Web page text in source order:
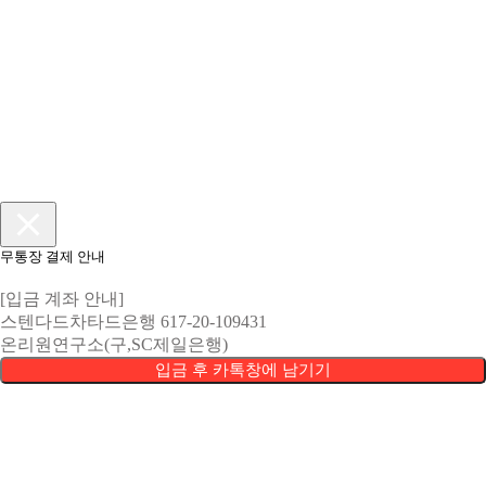
무통장 결제 안내
[입금 계좌 안내]
스텐다드차타드은행 617-20-109431
온리원연구소(구,SC제일은행)
입금 후 카톡창에 남기기